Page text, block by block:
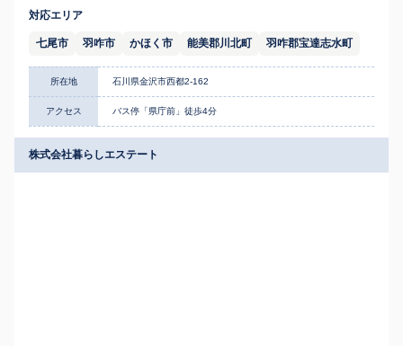
対応エリア
七尾市 羽咋市 かほく市 能美郡川北町 羽咋郡宝達志水町
所在地 石川県金沢市西都2-162
アクセス バス停「県庁前」徒歩4分
株式会社暮らしエステート